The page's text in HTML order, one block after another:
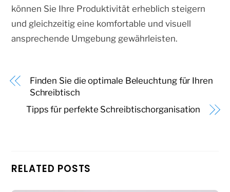
können Sie Ihre Produktivität erheblich steigern
und gleichzeitig eine komfortable und visuell
ansprechende Umgebung gewährleisten.
Finden Sie die optimale Beleuchtung für Ihren
Schreibtisch
Tipps für perfekte Schreibtischorganisation
RELATED POSTS